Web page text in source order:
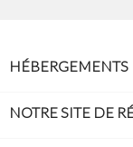
HÉBERGEMENTS
NOTRE SITE DE